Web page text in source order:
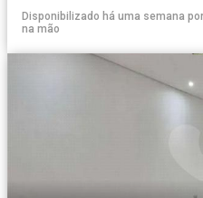
Disponibilizado há uma semana por
na mão